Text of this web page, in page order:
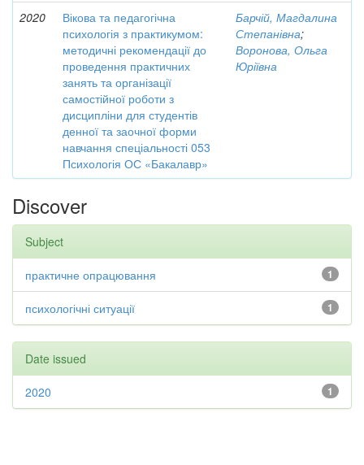
2020
Вікова та педагогічна
психологія з практикумом:
методичні рекомендації до
проведення практичних
занять та організації
самостійної роботи з
дисципліни для студентів
денної та заочної форми
навчання спеціальності 053
Психологія ОС «Бакалавр»
Барчій, Магдалина
Степанівна;
Воронова, Ольга
Юріївна
Discover
Subject
1
практичне опрацювання
1
психологічні ситуації
Date issued
1
2020